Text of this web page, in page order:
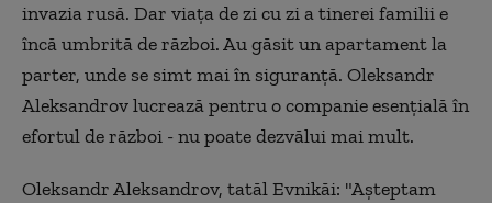
invazia rusă. Dar viața de zi cu zi a tinerei familii e
încă umbrită de război. Au găsit un apartament la
parter, unde se simt mai în siguranță. Oleksandr
Aleksandrov lucrează pentru o companie esențială în
efortul de război - nu poate dezvălui mai mult.
Oleksandr Aleksandrov, tatăl Evnikăi: "Așteptam